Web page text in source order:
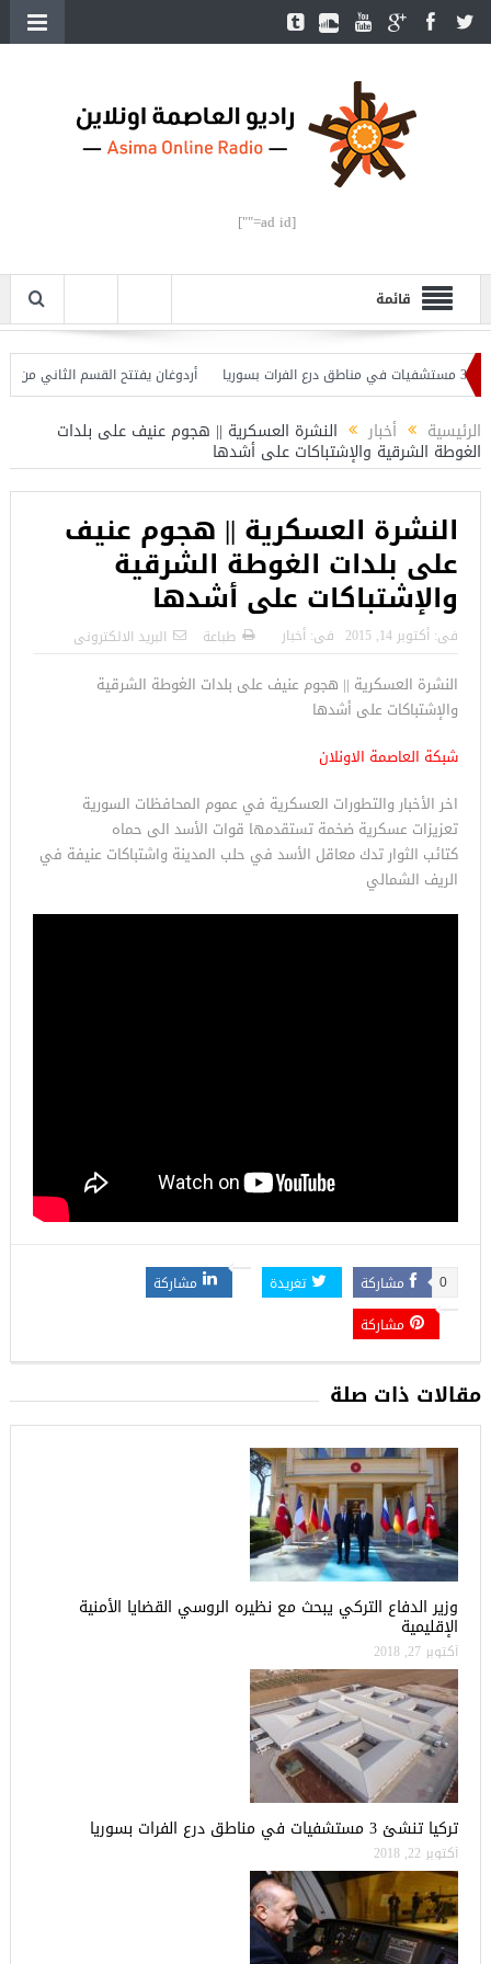
[ad id=""]
قائمة
أردوغان يفتتح القسم الثاني من خط
الرئيسية أخبار النشرة العسكرية || هجوم عنيف على بلدات
الغوطة الشرقية والإشتباكات على أشدها
النشرة العسكرية || هجوم عنيف
على بلدات الغوطة الشرقية
والإشتباكات على أشدها
فى: أكتوبر 14, 2015 فى: أخبار طباعة البريد الالكترونى
النشرة العسكرية || هجوم عنيف على بلدات الغوطة الشرقية
والإشتباكات على أشدها
شبكة العاصمة الاونلان
اخر الأخبار والتطورات العسكرية في عموم المحافظات السورية
تعزيزات عسكرية ضخمة تستقدمها قوات الأسد الى حماه
كتائب الثوار تدك معاقل الأسد في حلب المدينة واشتباكات عنيفة في
الريف الشمالي
مشاركة 0 تغريدة
مشاركة
مشاركة
مقالات ذات صلة
وزير الدفاع التركي يبحث مع نظيره الروسي القضايا الأمنية
الإقليمية
أكتوبر 27, 2018
تركيا تنشئ 3 مستشفيات في مناطق درع الفرات بسوريا
أكتوبر 22, 2018